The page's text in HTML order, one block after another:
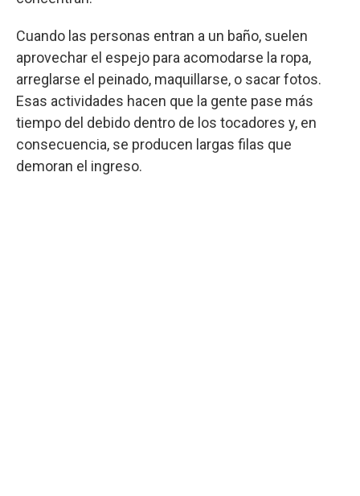
Cuando las personas entran a un baño, suelen
aprovechar el espejo para acomodarse la ropa,
arreglarse el peinado, maquillarse, o sacar fotos.
Esas actividades hacen que la gente pase más
tiempo del debido dentro de los tocadores y, en
consecuencia, se producen largas filas que
demoran el ingreso.